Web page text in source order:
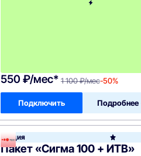
550 ₽/мес* 1 100 ₽/мес-50%
Подключить Подробнее
Билайн
Акция
Пакет «Сигма 100 + ИТВ»